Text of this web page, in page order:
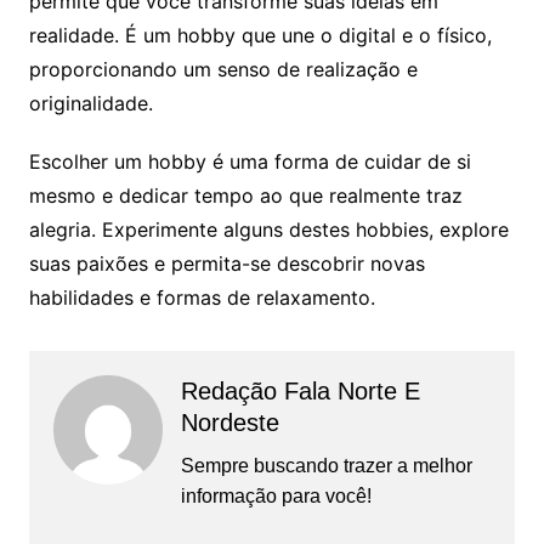
realidade. É um hobby que une o digital e o físico,
proporcionando um senso de realização e
originalidade.
Escolher um hobby é uma forma de cuidar de si
mesmo e dedicar tempo ao que realmente traz
alegria. Experimente alguns destes hobbies, explore
suas paixões e permita-se descobrir novas
habilidades e formas de relaxamento.
Redação Fala Norte E
Nordeste
Sempre buscando trazer a melhor
informação para você!